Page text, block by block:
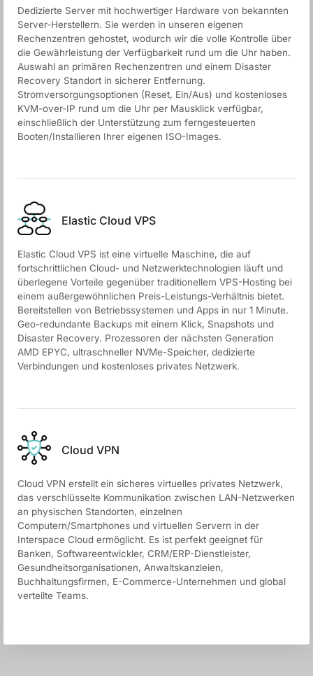
Dedizierte Server mit hochwertiger Hardware von bekannten
Server-Herstellern. Sie werden in unseren eigenen
Rechenzentren gehostet, wodurch wir die volle Kontrolle über
die Gewährleistung der Verfügbarkeit rund um die Uhr haben.
Auswahl an primären Rechenzentren und einem Disaster
Recovery Standort in sicherer Entfernung.
Stromversorgungsoptionen (Reset, Ein/Aus) und kostenloses
KVM-over-IP rund um die Uhr per Mausklick verfügbar,
einschließlich der Unterstützung zum ferngesteuerten
Booten/Installieren Ihrer eigenen ISO-Images.
Elastic Cloud VPS
Elastic Cloud VPS ist eine virtuelle Maschine, die auf
fortschrittlichen Cloud- und Netzwerktechnologien läuft und
überlegene Vorteile gegenüber traditionellem VPS-Hosting bei
einem außergewöhnlichen Preis-Leistungs-Verhältnis bietet.
Bereitstellen von Betriebssystemen und Apps in nur 1 Minute.
Geo-redundante Backups mit einem Klick, Snapshots und
Disaster Recovery. Prozessoren der nächsten Generation
AMD EPYC, ultraschneller NVMe-Speicher, dedizierte
Verbindungen und kostenloses privates Netzwerk.
Cloud VPN
Cloud VPN erstellt ein sicheres virtuelles privates Netzwerk,
das verschlüsselte Kommunikation zwischen LAN-Netzwerken
an physischen Standorten, einzelnen
Computern/Smartphones und virtuellen Servern in der
Interspace Cloud ermöglicht. Es ist perfekt geeignet für
Banken, Softwareentwickler, CRM/ERP-Dienstleister,
Gesundheitsorganisationen, Anwaltskanzleien,
Buchhaltungsfirmen, E-Commerce-Unternehmen und global
verteilte Teams.